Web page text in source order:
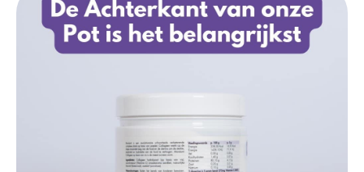
Food & Drinks
Happyness & Opmerkelijk
Top 5 van Valerie
Huis & Tuin